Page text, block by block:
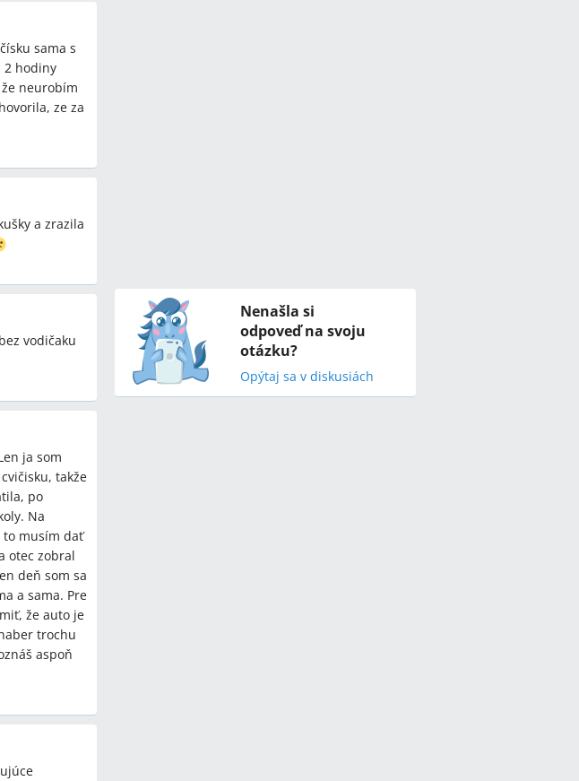
sama s
2 hodiny
neurobím
ze za
a zrazila
vodičaku
ja som
takže
po
Na
to musím dať
otec zobral
deň som sa
a sama. Pre
že auto je
trochu
aspoň
Nenašla si
odpoveď na svoju
otázku?
Opýtaj sa v diskusiách